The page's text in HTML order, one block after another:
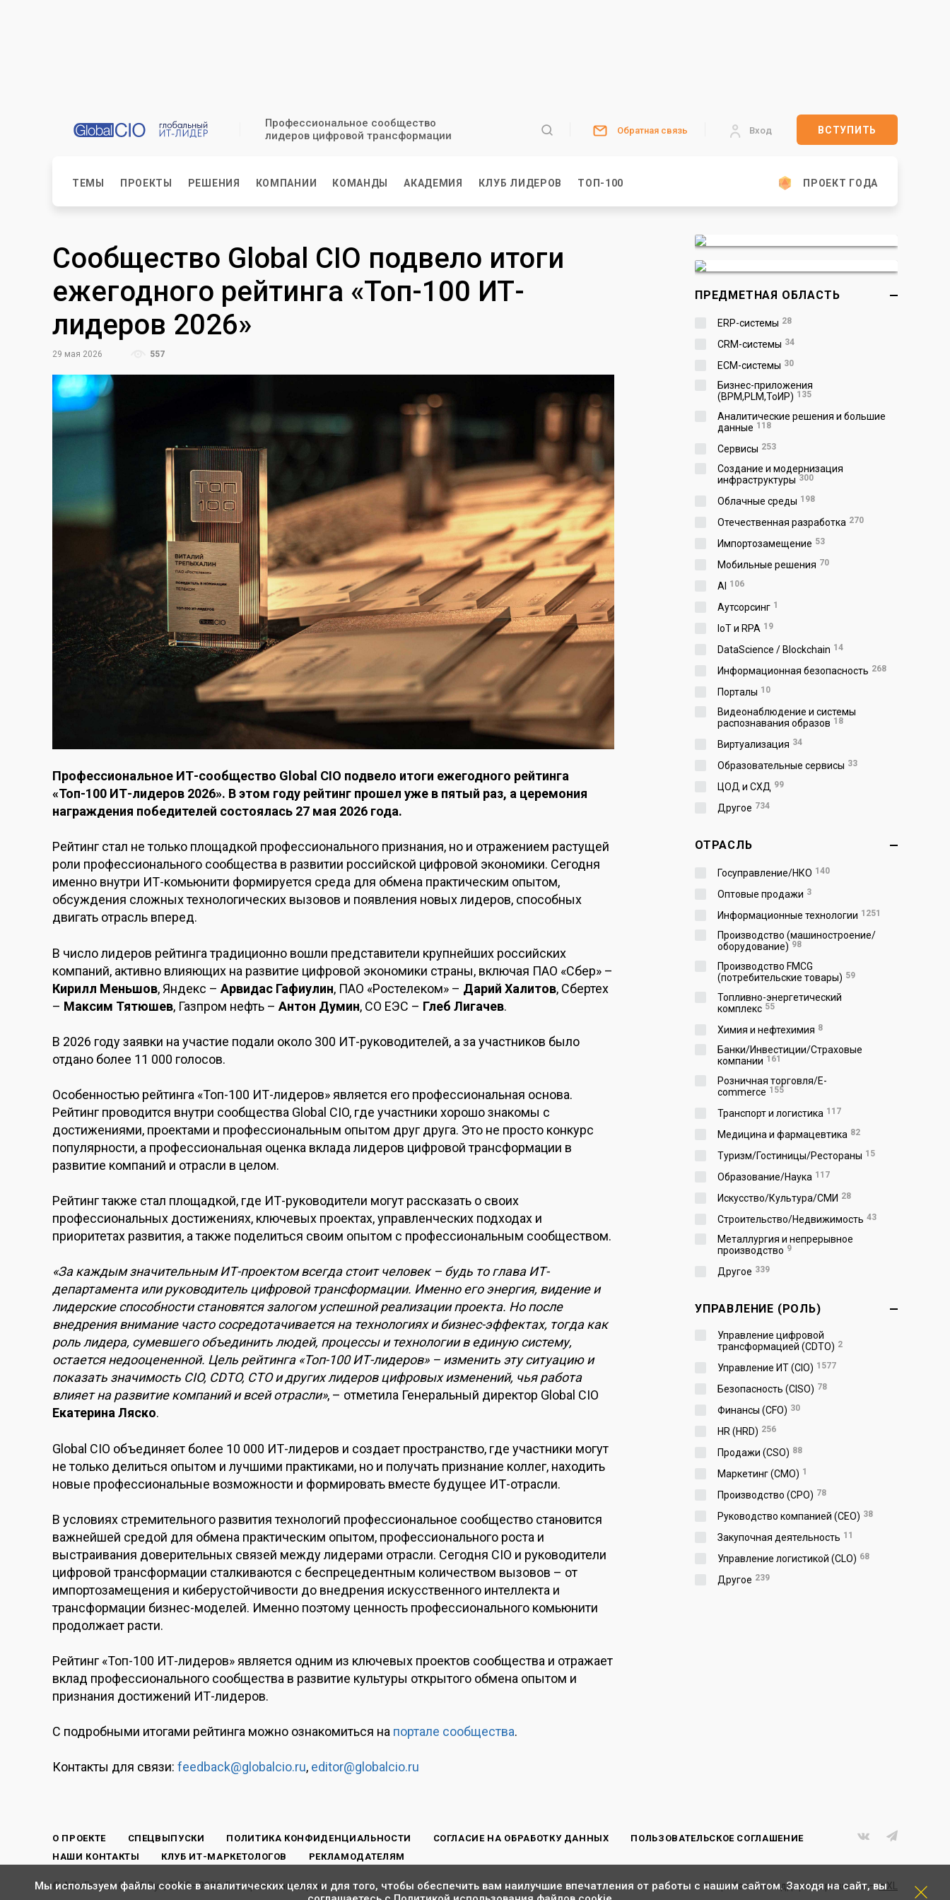
Профессиональное сообщество
лидеров цифровой трансформации
Обратная связь Вход ВСТУПИТЬ
ТЕМЫ ПРОЕКТЫ РЕШЕНИЯ КОМПАНИИ КОМАНДЫ АКАДЕМИЯ КЛУБ ЛИДЕРОВ ТОП-100 ПРОЕКТ ГОДА
Сообщество Global CIO подвело итоги
ежегодного рейтинга «Топ-100 ИТ-
лидеров 2026»
29 мая 2026 557
Профессиональное ИТ-сообщество Global CIO подвело итоги ежегодного рейтинга
«Топ-100 ИТ-лидеров 2026». В этом году рейтинг прошел уже в пятый раз, а церемония
награждения победителей состоялась 27 мая 2026 года.
Рейтинг стал не только площадкой профессионального признания, но и отражением растущей
роли профессионального сообщества в развитии российской цифровой экономики. Сегодня
именно внутри ИТ-комьюнити формируется среда для обмена практическим опытом,
обсуждения сложных технологических вызовов и появления новых лидеров, способных
двигать отрасль вперед.
В число лидеров рейтинга традиционно вошли представители крупнейших российских
компаний, активно влияющих на развитие цифровой экономики страны, включая ПАО «Сбер» –
Кирилл Меньшов, Яндекс – Арвидас Гафиулин, ПАО «Ростелеком» – Дарий Халитов, Сбертех
– Максим Тятюшев, Газпром нефть – Антон Думин, СО ЕЭС – Глеб Лигачев.
В 2026 году заявки на участие подали около 300 ИТ-руководителей, а за участников было
отдано более 11 000 голосов.
Особенностью рейтинга «Топ-100 ИТ-лидеров» является его профессиональная основа.
Рейтинг проводится внутри сообщества Global CIO, где участники хорошо знакомы с
достижениями, проектами и профессиональным опытом друг друга. Это не просто конкурс
популярности, а профессиональная оценка вклада лидеров цифровой трансформации в
развитие компаний и отрасли в целом.
Рейтинг также стал площадкой, где ИТ-руководители могут рассказать о своих
профессиональных достижениях, ключевых проектах, управленческих подходах и
приоритетах развития, а также поделиться своим опытом с профессиональным сообществом.
«За каждым значительным ИТ-проектом всегда стоит человек – будь то глава ИТ-
департамента или руководитель цифровой трансформации. Именно его энергия, видение и
лидерские способности становятся залогом успешной реализации проекта. Но после
внедрения внимание часто сосредотачивается на технологиях и бизнес-эффектах, тогда как
роль лидера, сумевшего объединить людей, процессы и технологии в единую систему,
остается недооцененной. Цель рейтинга «Топ-100 ИТ-лидеров» – изменить эту ситуацию и
показать значимость CIO, CDTO, CTO и других лидеров цифровых изменений, чья работа
влияет на развитие компаний и всей отрасли», – отметила Генеральный директор Global CIO
Екатерина Ляско.
Global CIO объединяет более 10 000 ИТ-лидеров и создает пространство, где участники могут
не только делиться опытом и лучшими практиками, но и получать признание коллег, находить
новые профессиональные возможности и формировать вместе будущее ИТ-отрасли.
В условиях стремительного развития технологий профессиональное сообщество становится
важнейшей средой для обмена практическим опытом, профессионального роста и
выстраивания доверительных связей между лидерами отрасли. Сегодня CIO и руководители
цифровой трансформации сталкиваются с беспрецедентным количеством вызовов – от
импортозамещения и киберустойчивости до внедрения искусственного интеллекта и
трансформации бизнес-моделей. Именно поэтому ценность профессионального комьюнити
продолжает расти.
Рейтинг «Топ-100 ИТ-лидеров» является одним из ключевых проектов сообщества и отражает
вклад профессионального сообщества в развитие культуры открытого обмена опытом и
признания достижений ИТ-лидеров.
С подробными итогами рейтинга можно ознакомиться на портале сообщества.
Контакты для связи: feedback@globalcio.ru, editor@globalcio.ru
ПРЕДМЕТНАЯ ОБЛАСТЬ
ERP-системы 28
CRM-системы 34
ECM-системы 30
Бизнес-приложения
(BPM,PLM,ToИР) 135
Аналитические решения и большие
данные 118
Сервисы 253
Создание и модернизация
инфраструктуры 300
Облачные среды 198
Отечественная разработка 270
Импортозамещение 53
Мобильные решения 70
AI 106
Аутсорсинг 1
IoT и RPA 19
DataScience / Blockchain 14
Информационная безопасность 268
Порталы 10
Видеонаблюдение и системы
распознавания образов 18
Виртуализация 34
Образовательные сервисы 33
ЦОД и СХД 99
Другое 734
ОТРАСЛЬ
Госуправление/НКО 140
Оптовые продажи 3
Информационные технологии 1251
Производство (машиностроение/
оборудование) 98
Производство FMCG
(потребительские товары) 59
Топливно-энергетический
комплекс 55
Химия и нефтехимия 8
Банки/Инвестиции/Страховые
компании 161
Розничная торговля/E-
commerce 155
Транспорт и логистика 117
Медицина и фармацевтика 82
Туризм/Гостиницы/Рестораны 15
Образование/Наука 117
Искусство/Культура/СМИ 28
Строительство/Недвижимость 43
Металлургия и непрерывное
производство 9
Другое 339
УПРАВЛЕНИЕ (РОЛЬ)
Управление цифровой
трансформацией (CDTO) 2
Управление ИТ (CIO) 1577
Безопасность (CISO) 78
Финансы (CFO) 30
HR (HRD) 256
Продажи (CSO) 88
Маркетинг (CMO) 1
Производство (СPO) 78
Руководство компанией (CEO) 38
Закупочная деятельность 11
Управление логистикой (CLO) 68
Другое 239
О ПРОЕКТЕ СПЕЦВЫПУСКИ ПОЛИТИКА КОНФИДЕНЦИАЛЬНОСТИ СОГЛАСИЕ НА ОБРАБОТКУ ДАННЫХ
ПОЛЬЗОВАТЕЛЬСКОЕ СОГЛАШЕНИЕ
НАШИ КОНТАКТЫ
КЛУБ ИТ-МАРКЕТОЛОГОВ РЕКЛАМОДАТЕЛЯМ
© АО «Глобал Си Ай Оу», 2008—2026. Все права защищены. Разработка и поддержка решения —inXL
Мы используем файлы cookie в аналитических целях и для того, чтобы обеспечить вам наилучшие впечатления от работы с нашим сайтом. Заходя на сайт, вы